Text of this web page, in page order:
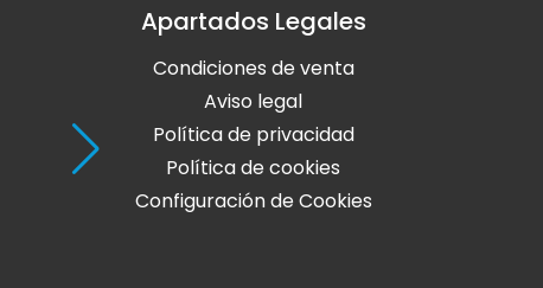
Holaola Ribadeo
Avda de Leopoldo Calvo Sotelo,
Teléfono: 982 128 424
online@holaola.com
Apartados Legales
Condiciones de venta
Aviso legal
Política de privacidad
Política de cookies
Configuración de Cookies